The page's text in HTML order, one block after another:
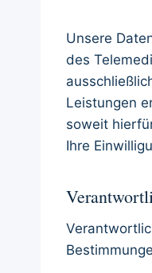
Unsere
des
Leistungen
soweit
Ihre